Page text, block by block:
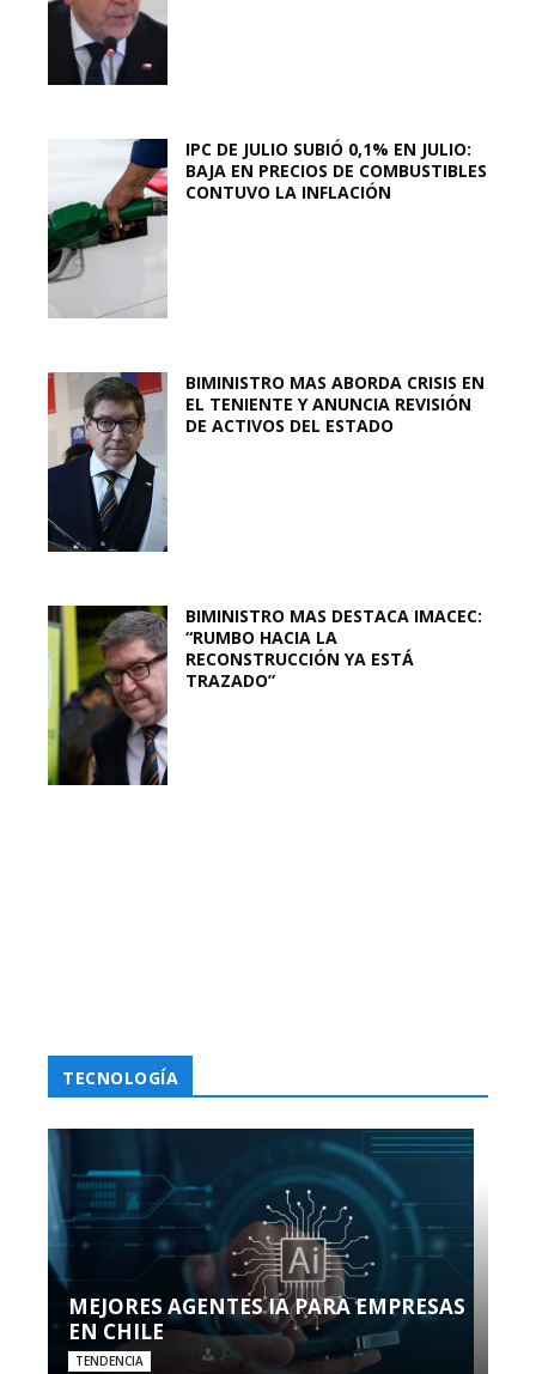
IPC DE JULIO SUBIÓ 0,1% EN JULIO:
BAJA EN PRECIOS DE COMBUSTIBLES
CONTUVO LA INFLACIÓN
BIMINISTRO MAS ABORDA CRISIS EN
EL TENIENTE Y ANUNCIA REVISIÓN
DE ACTIVOS DEL ESTADO
BIMINISTRO MAS DESTACA IMACEC:
“RUMBO HACIA LA
RECONSTRUCCIÓN YA ESTÁ
TRAZADO”
TECNOLOGÍA
MEJORES AGENTES IA PARA EMPRESAS
EN CHILE
TENDENCIA